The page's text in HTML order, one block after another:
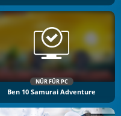
NÜR FÜR PC
Ben 10 Samurai Adventure